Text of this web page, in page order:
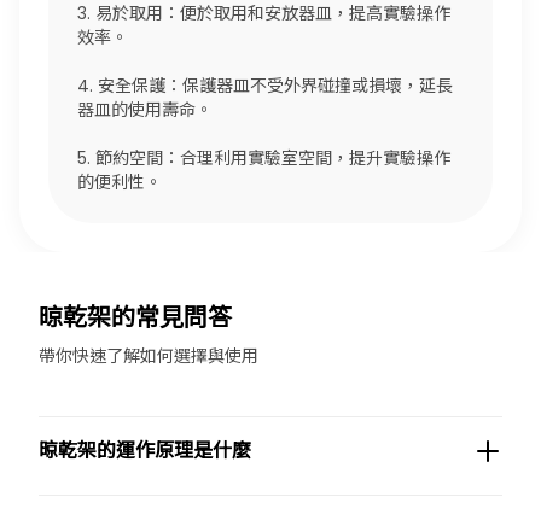
3. 易於取用：便於取用和安放器皿，提高實驗操作
效率。
4. 安全保護：保護器皿不受外界碰撞或損壞，延長
器皿的使用壽命。
5. 節約空間：合理利用實驗室空間，提升實驗操作
的便利性。
晾乾架的常見問答
帶你快速了解如何選擇與使用
晾乾架的運作原理是什麼